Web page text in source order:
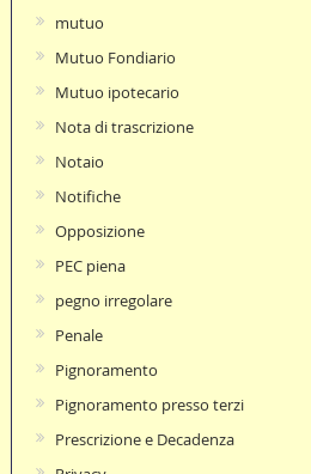
mutuo
Mutuo Fondiario
Mutuo ipotecario
Nota di trascrizione
Notaio
Notifiche
Opposizione
PEC piena
pegno irregolare
Penale
Pignoramento
Pignoramento presso terzi
Prescrizione e Decadenza